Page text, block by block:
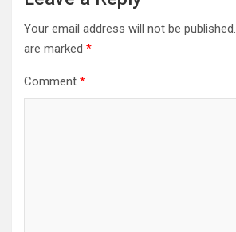
Your email address will not be published.
are marked *
Comment *